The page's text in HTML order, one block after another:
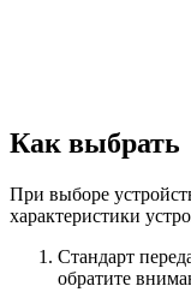
Как выбрать
При выборе
характеристики
Стандарт
обратите